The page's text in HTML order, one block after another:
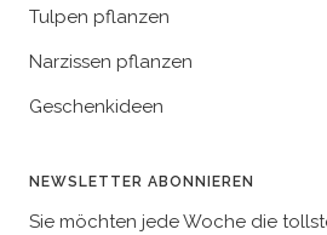
Tulpen pflanzen
Narzissen pflanzen
Geschenkideen
NEWSLETTER ABONNIEREN
Sie möchten jede Woche die